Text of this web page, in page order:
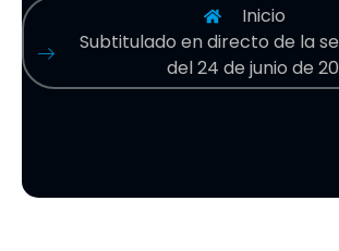
Inicio
Subtitulado en directo de la
del 24 de junio de